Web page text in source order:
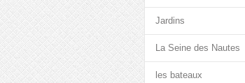
Jardins
La Seine des Nautes
les bateaux